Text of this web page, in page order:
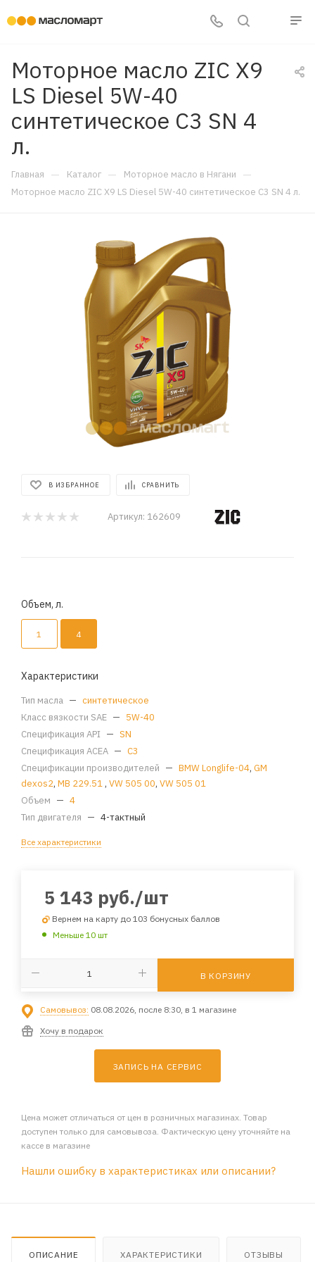
Моторное масло ZIC X9
LS Diesel 5W-40
синтетическое C3 SN 4
л.
Главная — Каталог — Моторное масло в Нягани —
Моторное масло ZIC X9 LS Diesel 5W-40 синтетическое C3 SN 4 л.
В ИЗБРАННОЕ СРАВНИТЬ
Артикул: 162609
Объем, л.
1 4
Характеристики
Тип масла — синтетическое
Класс вязкости SAE — 5W-40
Спецификация API — SN
Спецификация ACEA — C3
Спецификации производителей — BMW Longlife-04, GM
dexos2, MB 229.51, VW 505 00, VW 505 01
Объем — 4
Тип двигателя — 4-тактный
Все характеристики
5 143 руб./шт
Вернем на карту до 103 бонусных баллов
Меньше 10 шт
В КОРЗИНУ
Самовывоз: 08.08.2026, после 8:30, в 1 магазине
Хочу в подарок
ЗАПИСЬ НА СЕРВИС
Цена может отличаться от цен в розничных магазинах. Товар
доступен только для самовывоза. Фактическую цену уточняйте на
кассе в магазине
Нашли ошибку в характеристиках или описании?
ОПИСАНИЕ ХАРАКТЕРИСТИКИ ОТЗЫВЫ